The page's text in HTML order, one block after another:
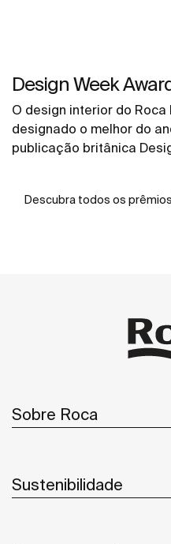
Design Week
O design interior do Roca
designado o melhor do
publicação britânica
Descubra todos os
Sobre Roca
Sustenibilidade